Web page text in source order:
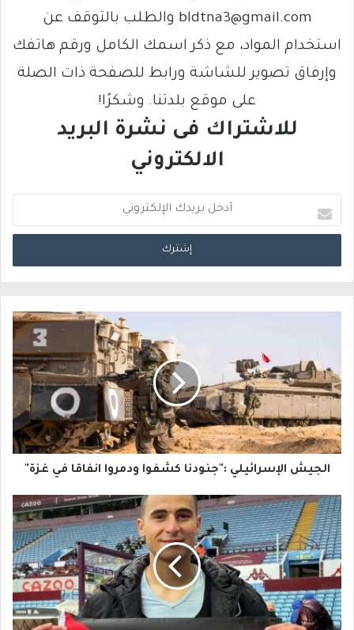
bldtna3@gmail.com والطلب بالتوقف عن
استخدام المواد، مع ذكر اسمك الكامل ورقم هاتفك
وإرفاق تصوير للشاشة ورابط للصفحة ذات الصلة
على موقع بلدتنا. وشكرًا!
للاشتراك فى نشرة البريد
الالكتروني
د
خ
ي
د
ك
ا
إ
ل
ك
ت
ر
الجيش الإسرائيلي :"جنودنا كشفوا ودمروا انفاقا في غزة"